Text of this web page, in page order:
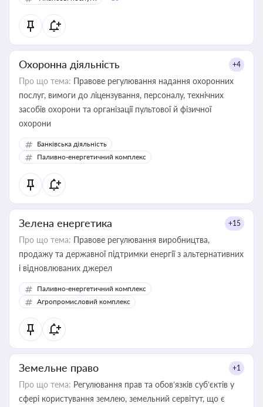
Охоронна діяльність +4
Про що тема: Правове регулювання надання охоронних
послуг, вимоги до ліцензування, персоналу, технічних
засобів охорони та організації пультової й фізичної
охорони
Банківська діяльність
Паливно-енергетичний комплекс
Зелена енергетика +15
Про що тема: Правове регулювання виробництва,
продажу та державної підтримки енергії з альтернативних
і відновлюваних джерел
Паливно-енергетичний комплекс
Агропромисловий комплекс
Земельне право +1
Про що тема: Регулювання прав та обов’язків суб’єктів у
сфері користування землею, земельний сервітут, що є